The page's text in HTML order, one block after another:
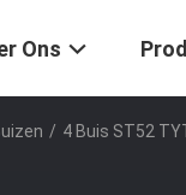
Ons
/ 4 Buis ST52